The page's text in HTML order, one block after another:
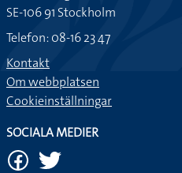
SE-106 91 Stockholm
Telefon: 08-16 23 47
Kontakt
Om webbplatsen
Cookieinställningar
SOCIALA MEDIER